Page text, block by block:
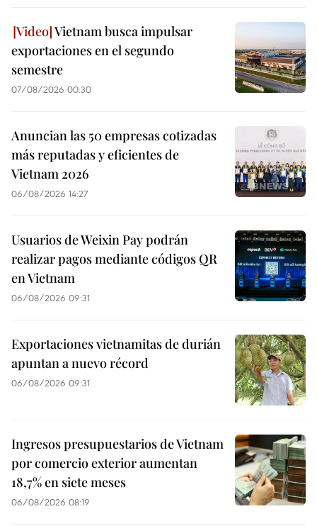
Vietnam busca impulsar
exportaciones en el segundo
semestre
07/08/2026 00:30
Anuncian las 50 empresas cotizadas
más reputadas y eficientes de
Vietnam 2026
06/08/2026 14:27
Usuarios de Weixin Pay podrán
realizar pagos mediante códigos QR
en Vietnam
06/08/2026 09:31
Exportaciones vietnamitas de durián
apuntan a nuevo récord
06/08/2026 09:31
Ingresos presupuestarios de Vietnam
por comercio exterior aumentan
18,7% en siete meses
06/08/2026 08:19